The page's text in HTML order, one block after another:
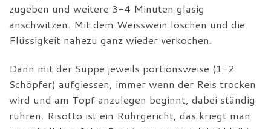
zugeben und weitere 3-4 Minuten glasig
anschwitzen. Mit dem Weisswein löschen und die
Flüssigkeit nahezu ganz wieder verkochen.
Dann mit der Suppe jeweils portionsweise (1-2
Schöpfer) aufgiessen, immer wenn der Reis trocken
wird und am Topf anzulegen beginnt, dabei ständig
rühren. Risotto ist ein Rührgericht, das kriegt man